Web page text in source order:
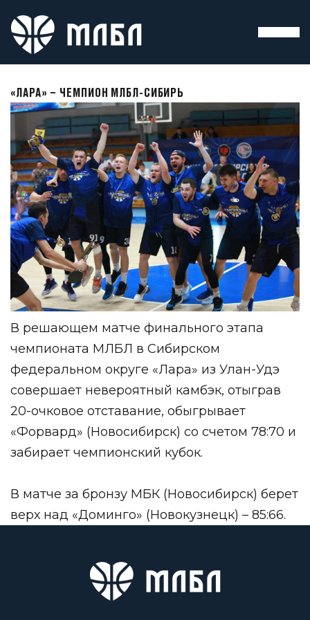
«ЛАРА» – ЧЕМПИОН МЛБЛ-СИБИРЬ
В решающем матче финального этапа
чемпионата МЛБЛ в Сибирском
федеральном округе «Лара» из Улан-Удэ
совершает невероятный камбэк, отыграв
20-очковое отставание, обыгрывает
«Форвард» (Новосибирск) со счетом 78:70 и
забирает чемпионский кубок.
В матче за бронзу МБК (Новосибирск) берет
верх над «Доминго» (Новокузнецк) – 85:66.